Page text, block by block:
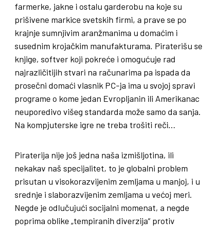
farmerke, jakne i ostalu garderobu na koje su
prišivene markice svetskih firmi, a prave se po
krajnje sumnjivim aranžmanima u domaćim i
susednim krojačkim manufakturama. Piraterišu se
knjige, softver koji pokreće i omogućuje rad
najrazličitijih stvari na računarima pa ispada da
prosečni domaći vlasnik PC-ja ima u svojoj spravi
programe o kome jedan Evropljanin ili Amerikanac
neuporedivo višeg standarda može samo da sanja.
Na kompjuterske igre ne treba trošiti reči…
Piraterija nije još jedna naša izmišljotina, ili
nekakav naš specijalitet, to je globalni problem
prisutan u visokorazvijenim zemljama u manjoj, i u
srednje i slaborazvijenim zemljama u većoj meri.
Negde je odlučujući socijalni momenat, a negde
poprima oblike „tempiranih diverzija“ protiv